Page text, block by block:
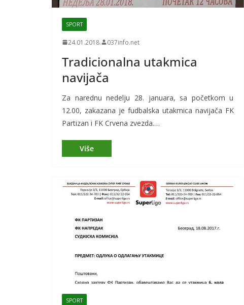
SPORT
24.01.2018. 037info.net
Tradicionalna utakmica
navijača
Za narednu nedelju 28. januara, sa početkom u
12.00, zakazana je fudbalska utakmica navijača FK
Partizan i FK Crvena zvezda.…
SPORT